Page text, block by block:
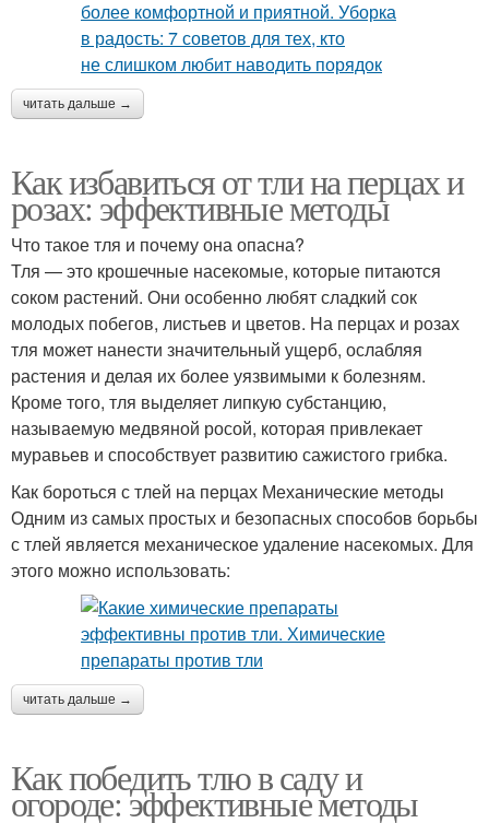
читать дальше →
Как избавиться от тли на перцах и
розах: эффективные методы
Что такое тля и почему она опасна?
Тля — это крошечные насекомые, которые питаются
соком растений. Они особенно любят сладкий сок
молодых побегов, листьев и цветов. На перцах и розах
тля может нанести значительный ущерб, ослабляя
растения и делая их более уязвимыми к болезням.
Кроме того, тля выделяет липкую субстанцию,
называемую медвяной росой, которая привлекает
муравьев и способствует развитию сажистого грибка.
Как бороться с тлей на перцах Механические методы
Одним из самых простых и безопасных способов борьбы
с тлей является механическое удаление насекомых. Для
этого можно использовать:
читать дальше →
Как победить тлю в саду и
огороде: эффективные методы